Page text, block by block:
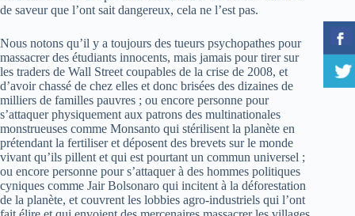
de saveur que l’ont sait dangereux, cela ne l’est pas.
Nous notons qu’il y a toujours des tueurs psychopathes pour
massacrer des étudiants innocents, mais jamais pour tirer sur
les traders de Wall Street coupables de la crise de 2008, et
d’avoir chassé de chez elles et donc brisées des dizaines de
milliers de familles pauvres ; ou encore personne pour
s’attaquer physiquement aux patrons des multinationales
monstrueuses comme Monsanto qui stérilisent la planète en
prétendant la fertiliser et déposent des brevets sur le monde
vivant qu’ils pillent et qui est pourtant un commun universel ;
ou encore personne pour s’attaquer à des hommes politiques
cyniques comme Jair Bolsonaro qui incitent à la déforestation
de la planète, et couvrent les lobbies agro-industriels qui l’ont